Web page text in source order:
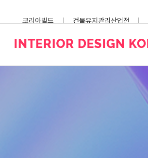
코리아빌드
건물유지관리산업전